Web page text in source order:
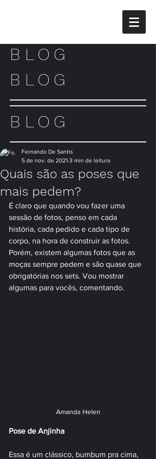
BLOG
BLOG
BLOG
Quais são as poses que
mais pedem?
Fernando De Santis
5 de nov. de 2021 3 min de leitura
É claro que quando vou fazer uma
sessão de fotos, penso em cada
história, cada pedido e cada tipo de
corpo, na hora de construir as fotos.
Porém, existem algumas fotos que as
moças sempre pedem e são quase que
obrigatórias nos sets. Vou mostrar
algumas para vocês, comentando.
Amanda Helen
Pose de Anjinha
Essa é um clássico, bumbum pra cima,